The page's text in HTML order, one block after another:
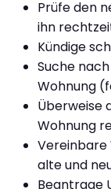
Prüfe den
ihn
Kündige
Suche
Wohnung
Überweise
Wohnung
Vereinbare
alte und
Beantrage